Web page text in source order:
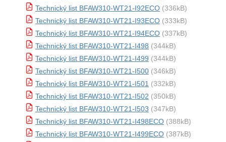
Technický list BFAW310-WT21-I92ECO (336kB)
Technický list BFAW310-WT21-I93ECO (333kB)
Technický list BFAW310-WT21-I94ECO (337kB)
Technický list BFAW310-WT21-I498 (344kB)
Technický list BFAW310-WT21-I499 (344kB)
Technický list BFAW310-WT21-I500 (346kB)
Technický list BFAW310-WT21-I501 (332kB)
Technický list BFAW310-WT21-I502 (350kB)
Technický list BFAW310-WT21-I503 (347kB)
Technický list BFAW310-WT21-I498ECO (388kB)
Technický list BFAW310-WT21-I499ECO (387kB)